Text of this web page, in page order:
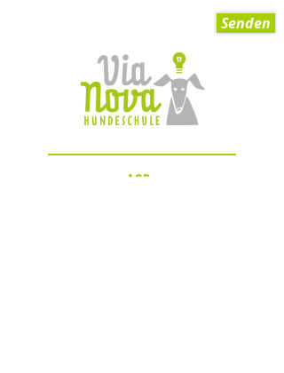
Senden